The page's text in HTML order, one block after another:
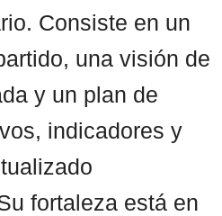
Consiste en un
una visión de
y un plan de
indicadores y
fortaleza está en